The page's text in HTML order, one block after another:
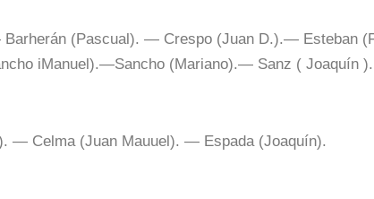
(Pascual). — Crespo (Juan D.).— Esteban
iManuel).—Sancho (Mariano).— Sanz ( Joaquín
— Celma (Juan Mauuel). — Espada (Joaquín).